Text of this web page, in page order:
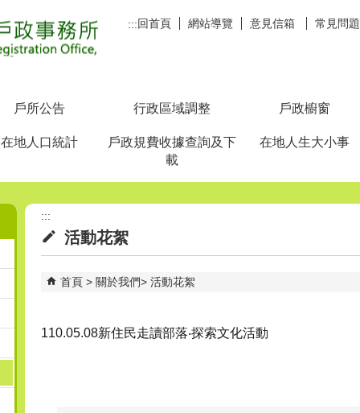
:::回首頁 網站導覽 意見信箱 常見問題
戶所公告 行政區域調整 戶政櫥窗
在地人口統計
戶政規費收據查詢及下
載
在地人生大小事
:::
活動花絮
首頁 關於我們 活動花絮
110.05.08新住民走讀部落‧探索文化活動